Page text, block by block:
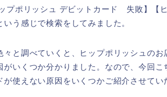
プポリッシュ デビットカード 失敗】【
う感じで検索をしてみました。
々と調べていくと、ヒップポリッシュの
がいくつか分かりました。なので、今回
が使えない原因をいくつかご紹介させてい